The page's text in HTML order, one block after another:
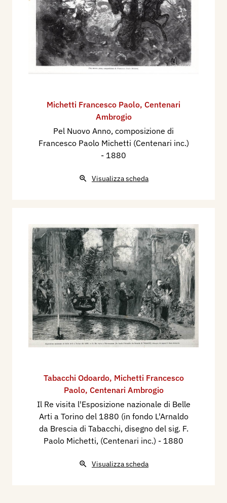
Michetti Francesco Paolo, Centenari
Ambrogio
Pel Nuovo Anno, composizione di
Francesco Paolo Michetti (Centenari inc.)
- 1880
Visualizza scheda
Tabacchi Odoardo, Michetti Francesco
Paolo, Centenari Ambrogio
Il Re visita l'Esposizione nazionale di Belle
Arti a Torino del 1880 (in fondo L'Arnaldo
da Brescia di Tabacchi, disegno del sig. F.
Paolo Michetti, (Centenari inc.) - 1880
Visualizza scheda